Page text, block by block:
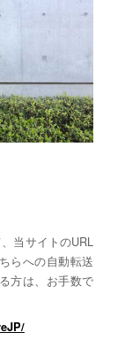
当サイトのURL
らへの自動転送
方は、お手数で